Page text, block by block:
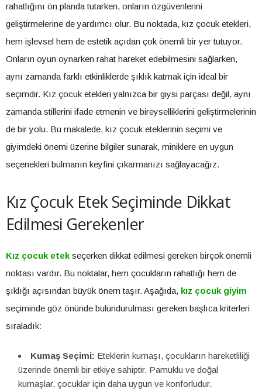
rahatlığını ön planda tutarken, onların özgüvenlerini
geliştirmelerine de yardımcı olur. Bu noktada, kız çocuk etekleri,
hem işlevsel hem de estetik açıdan çok önemli bir yer tutuyor.
Onların oyun oynarken rahat hareket edebilmesini sağlarken,
aynı zamanda farklı etkinliklerde şıklık katmak için ideal bir
seçimdir. Kız çocuk etekleri yalnızca bir giysi parçası değil, aynı
zamanda stillerini ifade etmenin ve bireyselliklerini geliştirmelerinin
de bir yolu. Bu makalede, kız çocuk eteklerinin seçimi ve
giyimdeki önemi üzerine bilgiler sunarak, miniklere en uygun
seçenekleri bulmanın keyfini çıkarmanızı sağlayacağız.
Kız Çocuk Etek Seçiminde Dikkat
Edilmesi Gerekenler
Kız çocuk etek seçerken dikkat edilmesi gereken birçok önemli
noktası vardır. Bu noktalar, hem çocukların rahatlığı hem de
şıklığı açısından büyük önem taşır. Aşağıda, kız çocuk giyim
seçiminde göz önünde bulundurulması gereken başlıca kriterleri
sıraladık:
Kumaş Seçimi: Eteklerin kumaşı, çocukların hareketliliği
üzerinde önemli bir etkiye sahiptir. Pamuklu ve doğal
kumaşlar, çocuklar için daha uygun ve konforludur.